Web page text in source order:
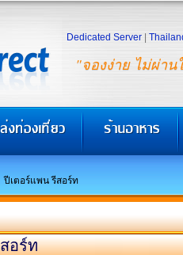
"จองง่าย ไม่ผ่าน
Dedicated Server
ปีเตอร์แพน รีสอร์ท
อร์ท